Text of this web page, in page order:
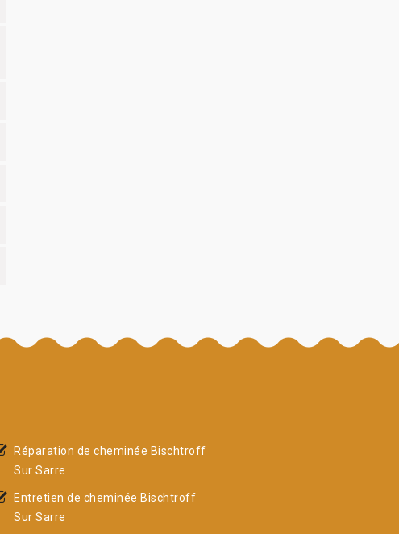
Réparation de cheminée Bischtroff
Sur Sarre
Entretien de cheminée Bischtroff
Sur Sarre